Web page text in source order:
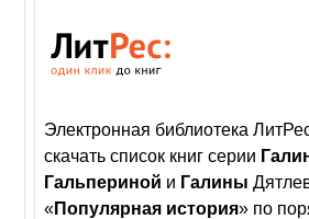
Электронная библиотека
скачать список книг серии
Гальпериной и Галины
«Популярная история» по